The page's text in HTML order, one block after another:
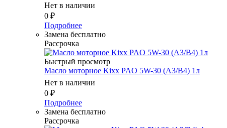
Нет в наличии
0 ₽
Подробнее
Замена бесплатно
Рассрочка
Быстрый просмотр
Масло мотоpное Kixx PAO 5W-30 (A3/B4) 1л
Нет в наличии
0 ₽
Подробнее
Замена бесплатно
Рассрочка